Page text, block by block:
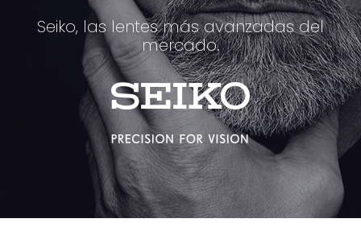
Seiko, las lentes más avanzadas del
mercado.